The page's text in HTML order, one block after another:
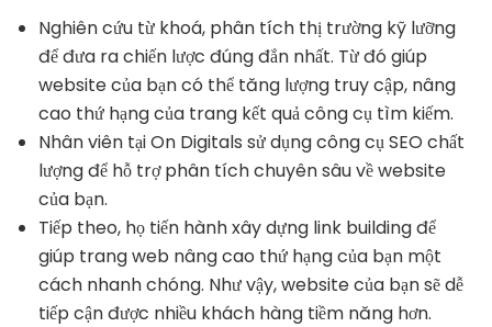
Nghiên cứu từ khoá, phân tích thị trường kỹ lưỡng
để đưa ra chiến lược đúng đắn nhất. Từ đó giúp
website của bạn có thể tăng lượng truy cập, nâng
cao thứ hạng của trang kết quả công cụ tìm kiếm.
Nhân viên tại On Digitals sử dụng công cụ SEO chất
lượng để hỗ trợ phân tích chuyên sâu về website
của bạn.
Tiếp theo, họ tiến hành xây dựng link building để
giúp trang web nâng cao thứ hạng của bạn một
cách nhanh chóng. Như vậy, website của bạn sẽ dễ
tiếp cận được nhiều khách hàng tiềm năng hơn.